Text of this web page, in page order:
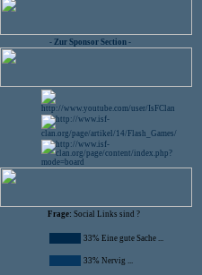
- Zur Sponsor Section -
Frage: Social Links sind ?
33% Eine gute Sache ...
33% Nervig ...